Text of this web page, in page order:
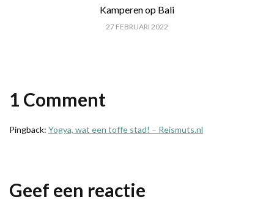
Kamperen op Bali
27 FEBRUARI 2022
1 Comment
Pingback: Yogya, wat een toffe stad! – Reismuts.nl
Geef een reactie